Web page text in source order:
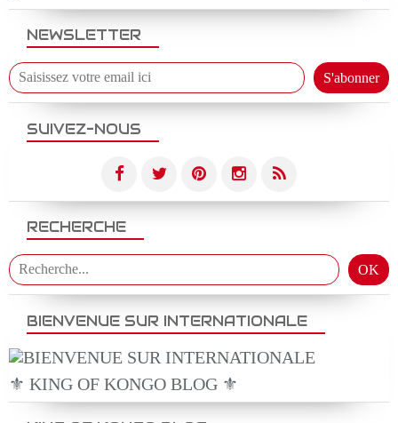
NEWSLETTER
SUIVEZ-NOUS
RECHERCHE
BIENVENUE SUR INTERNATIONALE
⚜️ KING OF KONGO BLOG ⚜️